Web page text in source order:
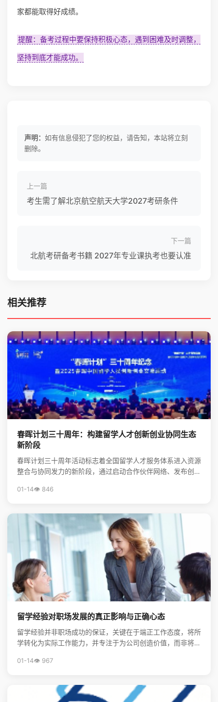
家都能取得好成绩。
提醒：备考过程中要保持积极心态，遇到困难及时调整，
坚持到底才能成功。
声明： 如有信息侵犯了您的权益，请告知，本站将立刻
删除。
上一篇
考生需了解北京航空航天大学2027考研条件
下一篇
北航考研备考书籍 2027年专业课执考也要认准
相关推荐
春晖计划三十周年：构建留学人才创新创业协同生态
新阶段
春晖计划三十周年活动标志着全国留学人才服务体系进入资源
整合与协同发力的新阶段，通过启动合作伙伴网络、发布创新
01-14👁️ 846
留学经验对职场发展的真正影响与正确心态
留学经验并非职场成功的保证，关键在于端正工作态度，将所
学转化为实际工作能力，并专注于为公司创造价值，而非将其
01-14👁️ 967